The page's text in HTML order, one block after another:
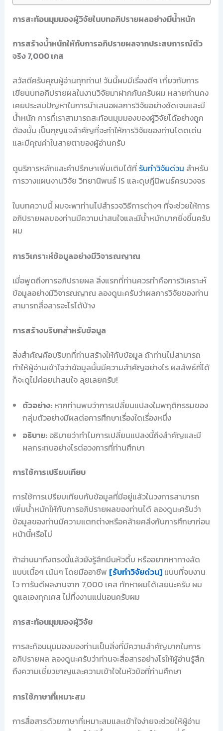
การสะท้อนมุมมองผู้วิจัยในบทอภิปรายผลอย่างมีน้ำหนัก
การสร้างน้ำหนักให้กับการอภิปรายผลจากประสบการณ์ตัว
จริง 7,000 เคส
สวัสดีครับคุณผู้อ่านทุกท่าน! วันนี้ผมมีเรื่องดีๆ เกี่ยวกับการ
เขียนบทอภิปรายผลในงานวิจัยมาฝากกันครับผม หลายท่านคง
เคยประสบปัญหาในการนำเสนอผลการวิจัยอย่างชัดเจนและมี
น้ำหนัก การที่เราสามารถสะท้อนมุมมองของผู้วิจัยได้อย่างถูก
ต้องนั้น เป็นกุญแจสำคัญที่จะทำให้การวิจัยของท่านโดดเด่น
และมีคุณค่าในสายตาของผู้อ่านครับ
ดูบริการหลักและคำปรึกษาเพิ่มเติมได้ที่ รับทำวิจัยด่วน สำหรับ
การวางแผนงานวิจัย วิทยานิพนธ์ IS และดุษฎีนิพนธ์ครบวงจร
ในบทความนี้ ผมจะพาท่านไปสำรวจวิธีการต่างๆ ที่จะช่วยให้การ
อภิปรายผลของท่านมีความน่าสนใจและมีน้ำหนักมากยิ่งขึ้นครับ
ผม
การวิเคราะห์ข้อมูลอย่างมีวิจารณญาณ
เมื่อพูดถึงการอภิปรายผล สิ่งแรกที่ท่านควรทำคือการวิเคราะห์
ข้อมูลอย่างมีวิจารณญาณ ลองดูนะครับว่าผลการวิจัยของท่าน
สามารถสื่อสารอะไรได้บ้าง
การสร้างบริบทสำหรับข้อมูล
สิ่งสำคัญคือบริบทที่ท่านสร้างให้กับข้อมูล ถ้าท่านไม่สามารถ
ทำให้ผู้อ่านเข้าใจว่าข้อมูลนั้นมีความสำคัญอย่างไร ผลลัพธ์ที่ได้
ก็จะดูไม่ค่อยน่าสนใจ ลุยเลยครับ!
ตัวอย่าง:หากท่านพบว่าการเปลี่ยนแปลงในพฤติกรรมของ
กลุ่มตัวอย่างมีผลต่อการศึกษาเรื่องใดเรื่องหนึ่ง
อธิบาย:อธิบายว่าทำไมการเปลี่ยนแปลงนี้ถึงสำคัญและมี
ผลกระทบอย่างไรต่อวงการที่ท่านศึกษา
การใช้การเปรียบเทียบ
การใช้การเปรียบเทียบกับข้อมูลที่มีอยู่แล้วในวงการสามารถ
เพิ่มน้ำหนักให้กับการอภิปรายผลของท่านได้ ลองดูนะครับว่า
ข้อมูลของท่านมีความแตกต่างหรือคล้ายคลึงกับการศึกษาก่อน
หน้านี้หรือไม่
ถ้าอ่านมาถึงตรงนี้แล้วยังรู้สึกมึนหัวตึ้บ หรืออยากหาทางลัด
แบบเนื้อๆ เน้นๆ โดยมืออาชีพ [รับทำวิจัยด่วน]แบบที่จบงาน
ไว การันตีผลงานจาก 7,000 เคส ทักหาผมได้เลยนะครับ ผม
ดูแลเองทุกเคส ไม่ทิ้งงานแน่นอนครับผม
การสะท้อนมุมมองผู้วิจัย
การสะท้อนมุมมองของท่านเป็นสิ่งที่มีความสำคัญมากในการ
อภิปรายผล ลองดูนะครับว่าท่านจะสื่อสารอย่างไรให้ผู้อ่านรู้สึก
ถึงความเชี่ยวชาญและความเข้าใจในหัวข้อที่ท่านศึกษา
การใช้ภาษาที่เหมาะสม
การสื่อสารด้วยภาษาที่เหมาะสมและเข้าใจง่ายจะช่วยให้ผู้อ่าน